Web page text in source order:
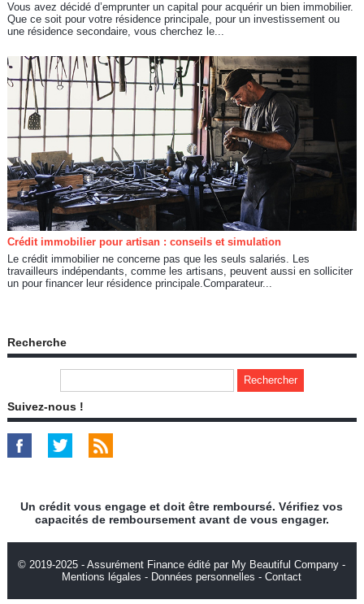
Vous avez décidé d’emprunter un capital pour acquérir un bien immobilier.
Que ce soit pour votre résidence principale, pour un investissement ou
une résidence secondaire, vous cherchez le...
Crédit immobilier pour artisan : conseils et simulation
Le crédit immobilier ne concerne pas que les seuls salariés. Les
travailleurs indépendants, comme les artisans, peuvent aussi en solliciter
un pour financer leur résidence principale.Comparateur...
Recherche
Suivez-nous !
Un crédit vous engage et doit être remboursé. Vérifiez vos
capacités de remboursement avant de vous engager.
© 2019-2025 - Assurément Finance édité par My Beautiful Company -
Mentions légales - Données personnelles -Contact